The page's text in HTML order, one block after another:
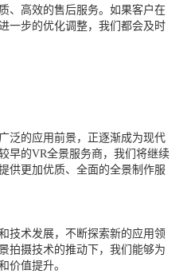
、高效的售后服务。如果客户在
一步的优化调整，我们都会及时
泛的应用前景，正逐渐成为现代
早的VR全景服务商，我们将继续
供更加优质、全面的全景制作服
技术发展，不断探索新的应用领
拍摄技术的推动下，我们能够为
价值提升。